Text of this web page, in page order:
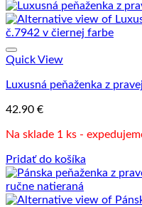
Quick View
Luxusná peňaženka z
42.90 €
Na sklade 1 ks -
Pridať do košíka